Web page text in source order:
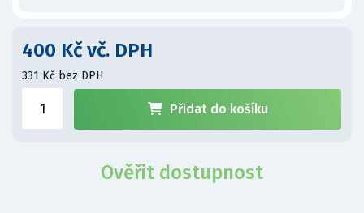
400 Kč vč. DPH
331 Kč bez DPH
Přidat do košíku
Ověřit dostupnost